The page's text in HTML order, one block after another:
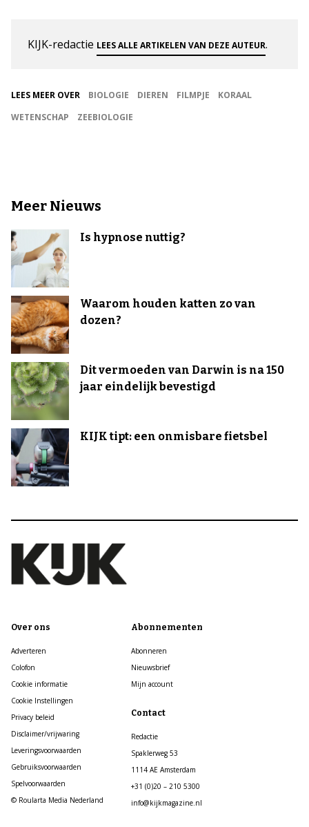
KIJK-redactie LEES ALLE ARTIKELEN VAN DEZE AUTEUR.
LEES MEER OVER BIOLOGIE DIEREN FILMPJE
KORAAL
WETENSCHAP
ZEEBIOLOGIE
Meer Nieuws
Is hypnose nuttig?
Waarom houden katten zo van
dozen?
Dit vermoeden van Darwin is na 150
jaar eindelijk bevestigd
KIJK tipt: een onmisbare fietsbel
Over ons
Adverteren
Colofon
Cookie informatie
Cookie Instellingen
Privacy beleid
Disclaimer/vrijwaring
Leveringsvoorwaarden
Gebruiksvoorwaarden
Spelvoorwaarden
© Roularta Media Nederland
Abonnementen
Abonneren
Nieuwsbrief
Mijn account
Contact
Redactie
Spaklerweg 53
1114 AE Amsterdam
+31 (0)20 – 210 5300
info@kijkmagazine.nl